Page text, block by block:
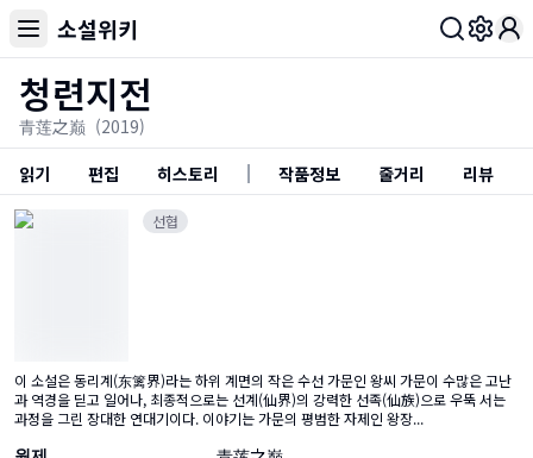
소설위키
청련지전
青莲之巅 (2019)
읽기
편집 히스토리 작품정보 줄거리 리뷰
선협
이 소설은 동리계(东篱界)라는 하위 계면의 작은 수선 가문인 왕씨 가문이 수많은 고난
과 역경을 딛고 일어나, 최종적으로는 선계(仙界)의 강력한 선족(仙族)으로 우뚝 서는
과정을 그린 장대한 연대기이다. 이야기는 가문의 평범한 자제인 왕장...